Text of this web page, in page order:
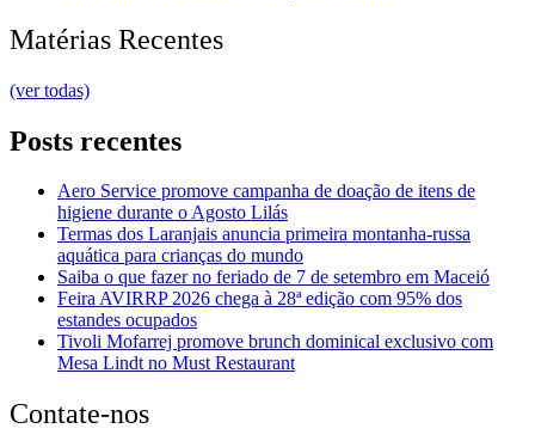
Matérias Recentes
(ver todas)
Posts recentes
Aero Service promove campanha de doação de itens de
higiene durante o Agosto Lilás
Termas dos Laranjais anuncia primeira montanha-russa
aquática para crianças do mundo
Saiba o que fazer no feriado de 7 de setembro em Maceió
Feira AVIRRP 2026 chega à 28ª edição com 95% dos
estandes ocupados
Tivoli Mofarrej promove brunch dominical exclusivo com
Mesa Lindt no Must Restaurant
Contate-nos